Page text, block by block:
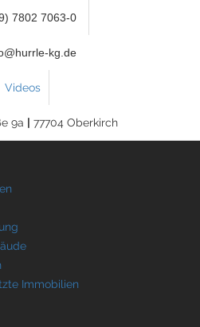
7802 7063-0
kg.de
Videos
9a | 77704 Oberkirch
Immobilien